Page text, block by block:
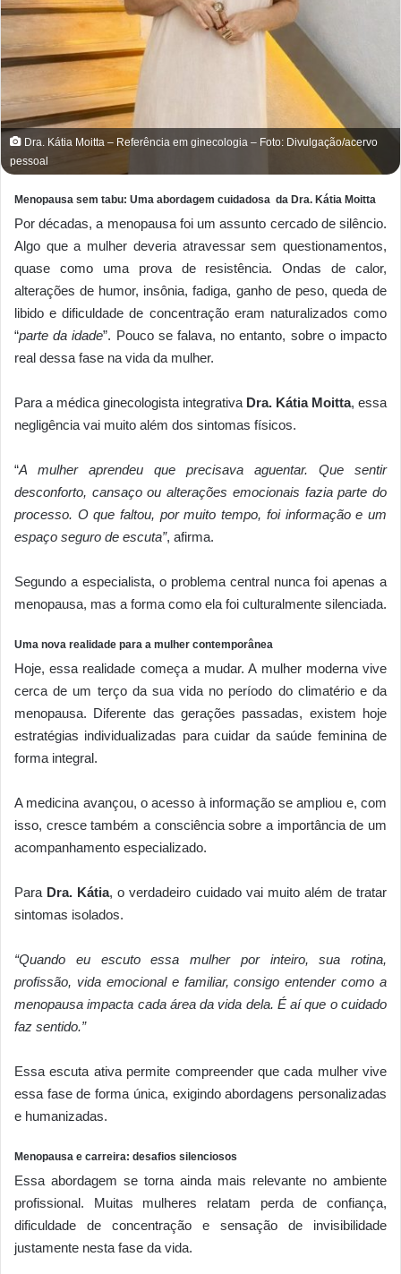
Dra. Kátia Moitta – Referência em ginecologia – Foto: Divulgação/acervo
pessoal
Menopausa sem tabu: Uma abordagem cuidadosa da Dra. Kátia Moitta
Por décadas, a menopausa foi um assunto cercado de silêncio.
Algo que a mulher deveria atravessar sem questionamentos,
quase como uma prova de resistência. Ondas de calor,
alterações de humor, insônia, fadiga, ganho de peso, queda de
libido e dificuldade de concentração eram naturalizados como
“parte da idade”. Pouco se falava, no entanto, sobre o impacto
real dessa fase na vida da mulher.
Para a médica ginecologista integrativa Dra. Kátia Moitta, essa
negligência vai muito além dos sintomas físicos.
“A mulher aprendeu que precisava aguentar. Que sentir
desconforto, cansaço ou alterações emocionais fazia parte do
processo. O que faltou, por muito tempo, foi informação e um
espaço seguro de escuta”, afirma.
Segundo a especialista, o problema central nunca foi apenas a
menopausa, mas a forma como ela foi culturalmente silenciada.
Uma nova realidade para a mulher contemporânea
Hoje, essa realidade começa a mudar. A mulher moderna vive
cerca de um terço da sua vida no período do climatério e da
menopausa. Diferente das gerações passadas, existem hoje
estratégias individualizadas para cuidar da saúde feminina de
forma integral.
A medicina avançou, o acesso à informação se ampliou e, com
isso, cresce também a consciência sobre a importância de um
acompanhamento especializado.
Para Dra. Kátia, o verdadeiro cuidado vai muito além de tratar
sintomas isolados.
“Quando eu escuto essa mulher por inteiro, sua rotina,
profissão, vida emocional e familiar, consigo entender como a
menopausa impacta cada área da vida dela. É aí que o cuidado
faz sentido.”
Essa escuta ativa permite compreender que cada mulher vive
essa fase de forma única, exigindo abordagens personalizadas
e humanizadas.
Menopausa e carreira: desafios silenciosos
Essa abordagem se torna ainda mais relevante no ambiente
profissional. Muitas mulheres relatam perda de confiança,
dificuldade de concentração e sensação de invisibilidade
justamente nesta fase da vida.